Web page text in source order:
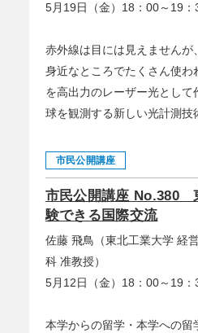
5月19日（金）18：00～19：
赤外線は目には見えませんが
身近なところでたくさん使わ
を高出力のレーザー光とし
球を観測する新しい光計測
市民公開講座
市民公開講座 No.380
験できる国際交流
佐藤 飛鳥（東北工業大学 経
科 准教授）
5月12日（金）18：00～19：
本学からの留学・本学への留